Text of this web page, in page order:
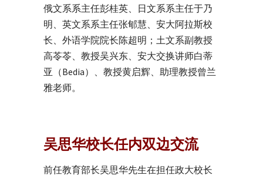
俄文系系主任彭桂英、日文系系主任于乃
明、英文系系主任张郇慧、安大阿拉斯校
长、外语学院院长陈超明；土文系副教授
高苓苓、教授吴兴东、安大交换讲师白蒂
亚（Bedia）、教授黄启辉、助理教授曾兰
雅老师。
吴思华校长任内双边交流
前任教育部长吴思华先生在担任政大校长